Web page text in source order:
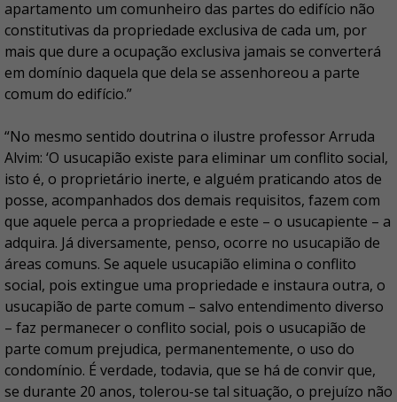
apartamento um comunheiro das partes do edifício não
constitutivas da propriedade exclusiva de cada um, por
mais que dure a ocupação exclusiva jamais se converterá
em domínio daquela que dela se assenhoreou a parte
comum do edifício.”
“No mesmo sentido doutrina o ilustre professor Arruda
Alvim: ‘O usucapião existe para eliminar um conflito social,
isto é, o proprietário inerte, e alguém praticando atos de
posse, acompanhados dos demais requisitos, fazem com
que aquele perca a propriedade e este – o usucapiente – a
adquira. Já diversamente, penso, ocorre no usucapião de
áreas comuns. Se aquele usucapião elimina o conflito
social, pois extingue uma propriedade e instaura outra, o
usucapião de parte comum – salvo entendimento diverso
– faz permanecer o conflito social, pois o usucapião de
parte comum prejudica, permanentemente, o uso do
condomínio. É verdade, todavia, que se há de convir que,
se durante 20 anos, tolerou-se tal situação, o prejuízo não